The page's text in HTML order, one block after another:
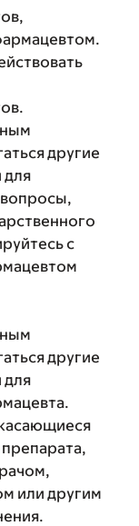
другие
вопросы,
с
другие
или другим